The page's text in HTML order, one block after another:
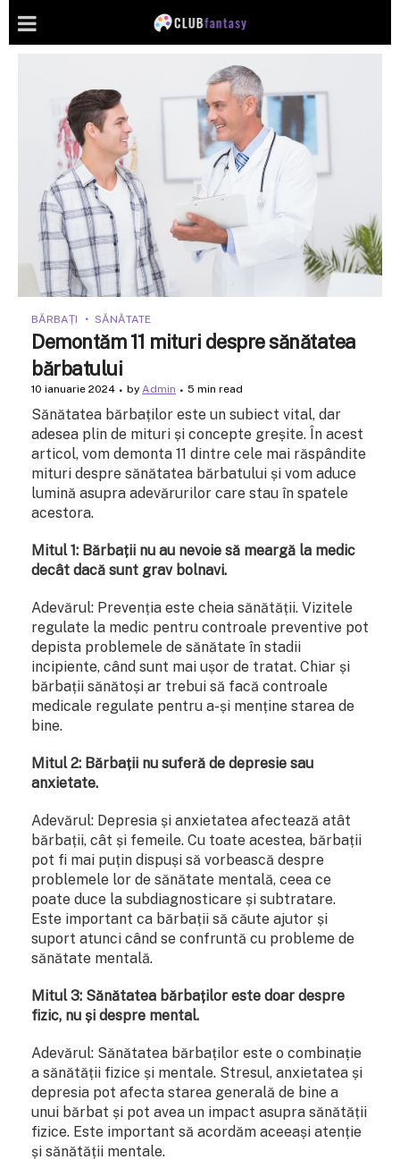
BĂRBAȚI SĂNĂTATE
Demontăm 11 mituri despre sănătatea
bărbatului
10 ianuarie 2024 by Admin 5 min read
Sănătatea bărbaților este un subiect vital, dar
adesea plin de mituri și concepte greșite. În acest
articol, vom demonta 11 dintre cele mai răspândite
mituri despre sănătatea bărbatului și vom aduce
lumină asupra adevărurilor care stau în spatele
acestora.
Mitul 1: Bărbații nu au nevoie să meargă la medic
decât dacă sunt grav bolnavi.
Adevărul: Prevenția este cheia sănătății. Vizitele
regulate la medic pentru controale preventive pot
depista problemele de sănătate în stadii
incipiente, când sunt mai ușor de tratat. Chiar și
bărbații sănătoși ar trebui să facă controale
medicale regulate pentru a-și menține starea de
bine.
Mitul 2: Bărbații nu suferă de depresie sau
anxietate.
Adevărul: Depresia și anxietatea afectează atât
bărbații, cât și femeile. Cu toate acestea, bărbații
pot fi mai puțin dispuși să vorbească despre
problemele lor de sănătate mentală, ceea ce
poate duce la subdiagnosticare și subtratare.
Este important ca bărbații să căute ajutor și
suport atunci când se confruntă cu probleme de
sănătate mentală.
Mitul 3: Sănătatea bărbaților este doar despre
fizic, nu și despre mental.
Adevărul: Sănătatea bărbaților este o combinație
a sănătății fizice și mentale. Stresul, anxietatea și
depresia pot afecta starea generală de bine a
unui bărbat și pot avea un impact asupra sănătății
fizice. Este important să acordăm aceeași atenție
și sănătății mentale.